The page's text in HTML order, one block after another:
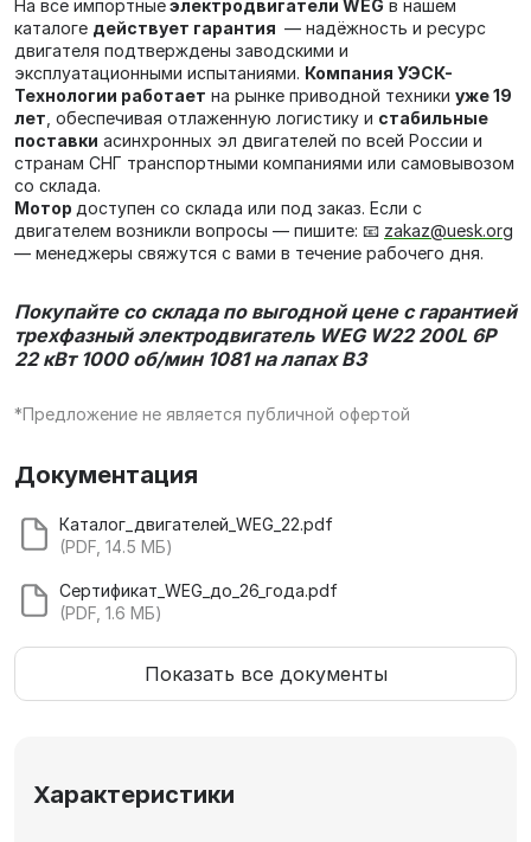
На все импортныеэлектродвигатели WEG в нашем
каталоге действует гарантия — надёжность и ресурс
двигателя подтверждены заводскими и
эксплуатационными испытаниями. Компания УЭСК-
Технологии работает на рынке приводной техники уже 19
лет , обеспечивая отлаженную логистику и стабильные
поставки асинхронных эл двигателей по всей России и
странам СНГ транспортными компаниями или самовывозом
со склада.
Мотор доступен со склада или под заказ. Если с
двигателем возникли вопросы — пишите: 📧 zakaz@uesk.org
— менеджеры свяжутся с вами в течение рабочего дня.
Покупайте со склада по выгодной цене с гарантией
трехфазный электродвигатель WEG W22 200L 6P
22 кВт 1000 об/мин 1081 на лапах В3
*Предложение не является публичной офертой
Документация
Каталог_двигателей_WEG_22.pdf
(PDF, 14.5 МБ)
Сертификат_WEG_до_26_года.pdf
(PDF, 1.6 МБ)
Показать все документы
Характеристики